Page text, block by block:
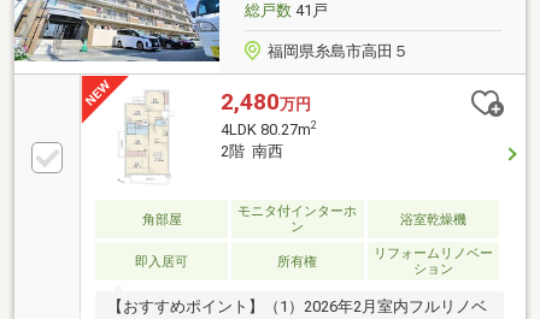
総戸数41戸
福岡県糸島市高田５
2,480万円
4LDK 80.27m2
2階 南西
角部屋
モニタ付インターホ
ン
浴室乾燥機
即入居可 所有権
リフォームリノベー
ション
【おすすめポイント】（1）2026年2月室内フルリノベ